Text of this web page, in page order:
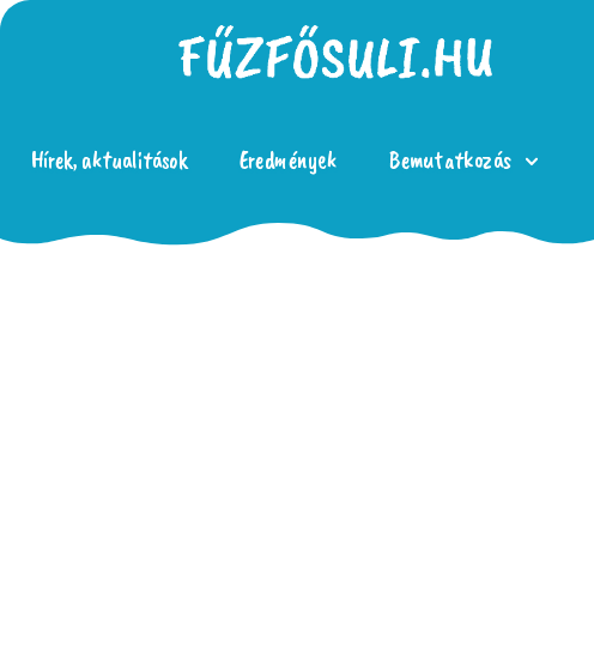
Hírek, aktualitások Eredmények Bemutatkozás
BAI_Szuloi-tajekoztato_2025 Letöltés